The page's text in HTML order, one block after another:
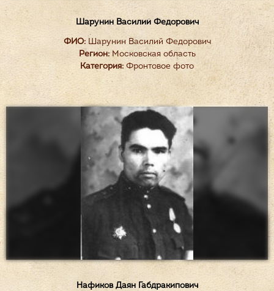
Шарунин Василий Федорович
ФИО:Шарунин Василий Федорович
Регион:Московская область
Категория: Фронтовое фото
Нафиков Даян Габдракипович